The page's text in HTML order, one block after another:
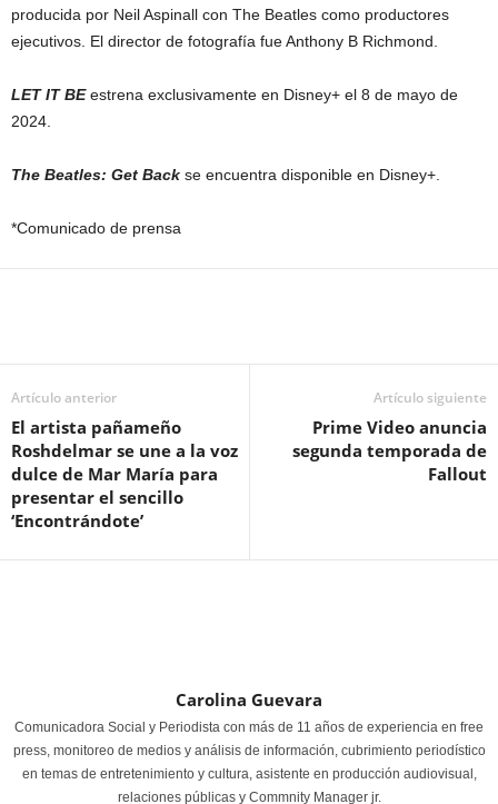
producida por Neil Aspinall con The Beatles como productores
ejecutivos. El director de fotografía fue Anthony B Richmond.
LET IT BEestrena exclusivamente en Disney+ el 8 de mayo de
2024.
The Beatles: Get Back se encuentra disponible en Disney+.
*Comunicado de prensa
Artículo anterior
El artista pañameño
Roshdelmar se une a la voz
dulce de Mar María para
presentar el sencillo
‘Encontrándote’
Artículo siguiente
Prime Video anuncia
segunda temporada de
Fallout
Carolina Guevara
Comunicadora Social y Periodista con más de 11 años de experiencia en free
press, monitoreo de medios y análisis de información, cubrimiento periodístico
en temas de entretenimiento y cultura, asistente en producción audiovisual,
relaciones públicas y Commnity Manager jr.